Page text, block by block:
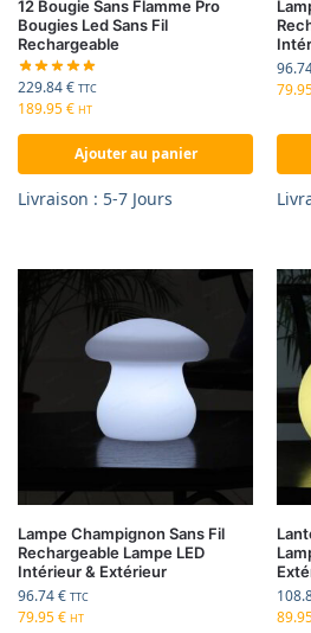
12 Bougie Sans Flamme Pro
Bougies Led Sans Fil
Rechargeable
229.84€ TTC
189.95€ HT
Ajouter au panier
Livraison : 5-7 Jours
Lampe Champignon Sans Fil
Rechargeable Lampe LED
Intérieur & Extérieur
96.74€ TTC
79.95€ HT